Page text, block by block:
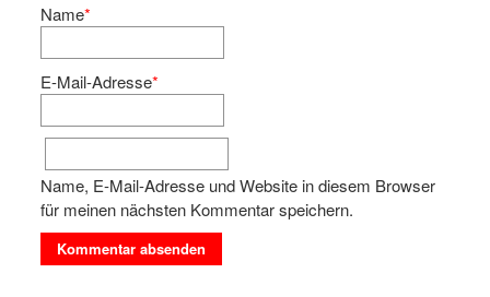
Name*
E-Mail-Adresse*
Name, E-Mail-Adresse und Website in diesem Browser
für meinen nächsten Kommentar speichern.